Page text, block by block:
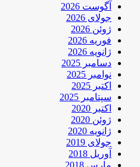
آگوست 2026
جولای 2026
ژوئن 2026
فوریه 2026
ژانویه 2026
دسامبر 2025
نوامبر 2025
اکتبر 2025
سپتامبر 2025
اکتبر 2020
ژوئن 2020
ژانویه 2020
جولای 2019
آوریل 2018
مارس 2018